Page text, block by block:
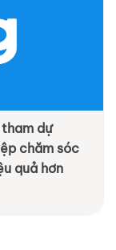
dự
chăm sóc
quả hơn